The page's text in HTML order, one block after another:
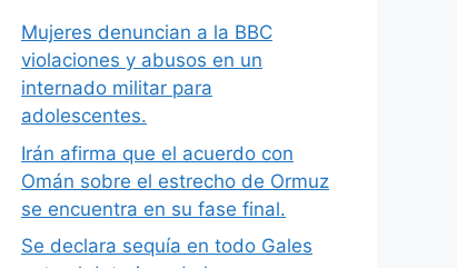
Mujeres denuncian a la BBC
violaciones y abusos en un
internado militar para
adolescentes.
Irán afirma que el acuerdo con
Omán sobre el estrecho de Ormuz
se encuentra en su fase final.
Se declara sequía en todo Gales